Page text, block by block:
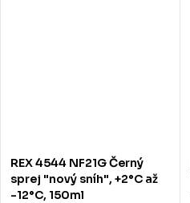
REX 4544 NF21G Černý
sprej "nový sníh", +2°C až
-12°C, 150ml